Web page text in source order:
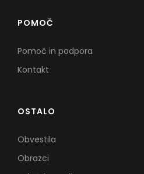
POMOČ
Pomoč in podpora
Kontakt
OSTALO
Obvestila
Obrazci